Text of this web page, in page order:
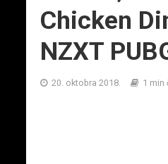
Chicken
NZXT
20. oktobra 2018. 1 min